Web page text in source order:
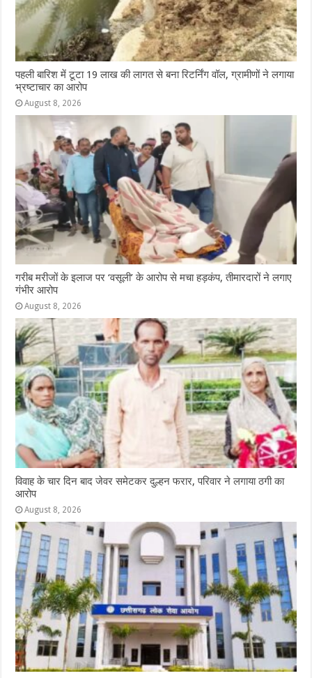
पहली बारिश में टूटा 19 लाख की लागत से बना रिटर्निंग वॉल, ग्रामीणों ने लगाया
भ्रष्टाचार का आरोप
August 8, 2026
गरीब मरीजों के इलाज पर ‘वसूली’ के आरोप से मचा हड़कंप, तीमारदारों ने लगाए
गंभीर आरोप
August 8, 2026
विवाह के चार दिन बाद जेवर समेटकर दुल्हन फरार, परिवार ने लगाया ठगी का
आरोप
August 8, 2026